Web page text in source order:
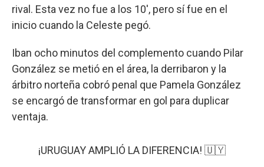
rival. Esta vez no fue a los 10', pero sí fue en el
inicio cuando la Celeste pegó.
Iban ocho minutos del complemento cuando Pilar
González se metió en el área, la derribaron y la
árbitro norteña cobró penal que Pamela González
se encargó de transformar en gol para duplicar
ventaja.
¡URUGUAY AMPLIÓ LA DIFERENCIA! 🇺🇾